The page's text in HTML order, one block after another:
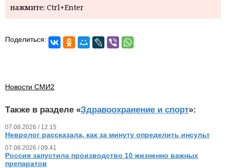
нажмите: Ctrl+Enter
Поделиться:
Новости СМИ2
Также в разделе «Здравоохранение и спорт»:
07.08.2026 / 12.15
Невролог рассказала, как за минуту определить инсульт
07.08.2026 / 09.41
Россия запустила производство 10 жизненно важных
препаратов